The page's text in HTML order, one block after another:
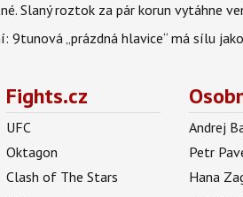
Slaný roztok za pár korun vytáhne
„prázdná hlavice“ má sílu
Fights.cz
UFC
Oktagon
Clash of The Stars
Andrej
Petr
Hana